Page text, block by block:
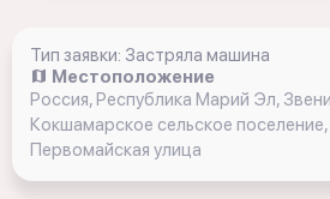
Тип заявки: Застряла машина
Местоположение
Россия, Республика Марий Эл,
Кокшамарское сельское
Первомайская улица